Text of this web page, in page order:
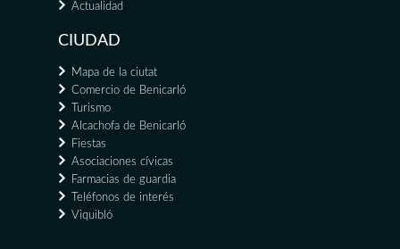
Actualidad
CIUDAD
Mapa de la ciutat
Comercio de Benicarló
Turismo
Alcachofa de Benicarló
Fiestas
Asociaciones cívicas
Farmacias de guardia
Teléfonos de interés
Viquibló